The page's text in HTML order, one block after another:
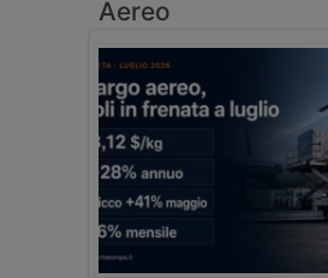
Aereo